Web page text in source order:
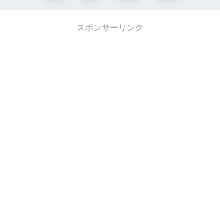
スポンサーリンク